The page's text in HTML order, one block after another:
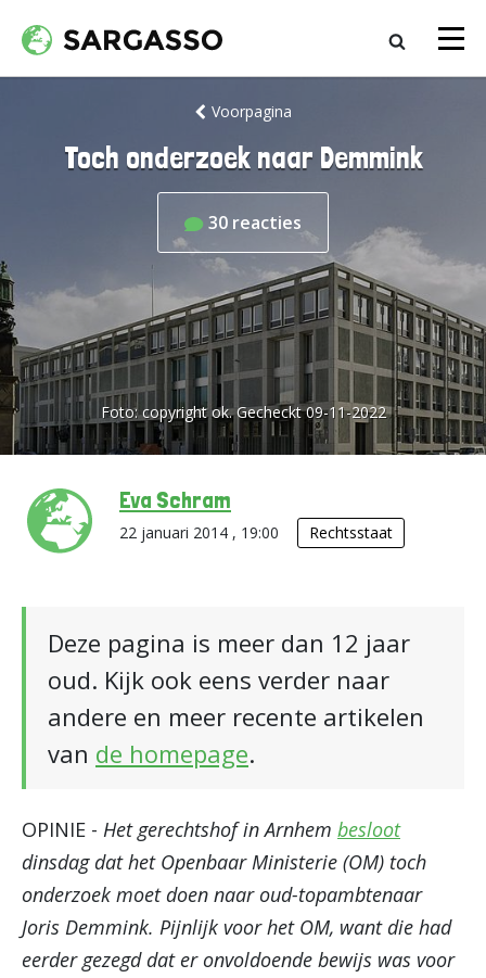
Voorpagina
Toch onderzoek naar Demmink
30 reacties
Foto:copyright ok. Gecheckt 09-11-2022
Eva Schram
22 januari 2014 , 19:00 Rechtsstaat
Deze pagina is meer dan 12 jaar
oud. Kijk ook eens verder naar
andere en meer recente artikelen
van de homepage.
OPINIE - Het gerechtshof in Arnhem besloot
dinsdag dat het Openbaar Ministerie (OM) toch
onderzoek moet doen naar oud-topambtenaar
Joris Demmink. Pijnlijk voor het OM, want die had
eerder gezegd dat er onvoldoende bewijs was voor